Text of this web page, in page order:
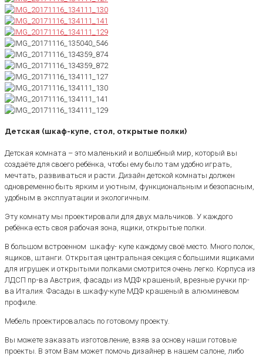
Детская (шкаф-купе, стол, открытые полки)
Детская комната – это маленький и волшебный мир, который вы
создаёте для своего ребёнка, чтобы ему было там удобно играть,
мечтать, развиваться и расти. Дизайн детской комнаты должен
одновременно быть ярким и уютным, функциональным и безопасным,
удобным в эксплуатации и экологичным.
Эту комнату мы проектировали для двух мальчиков. У каждого
ребёнка есть своя рабочая зона, ящики, открытые полки.
В большом встроенном шкафу- купе каждому своё место. Много полок,
ящиков, штанги. Открытая центральная секция с большими ящиками
для игрушек и открытыми полками смотрится очень легко. Корпуса из
ЛДСП пр-ва Австрия, фасады из МДФ крашеный, врезные ручки пр-
ва Италия. Фасады в шкафу-купе МДФ крашеный в алюминевом
профиле.
Мебель проектировалась по готовому проекту.
Вы можете заказать изготовление, взяв за основу наши готовые
проекты. В этом Вам может помочь дизайнер в нашем салоне, либо